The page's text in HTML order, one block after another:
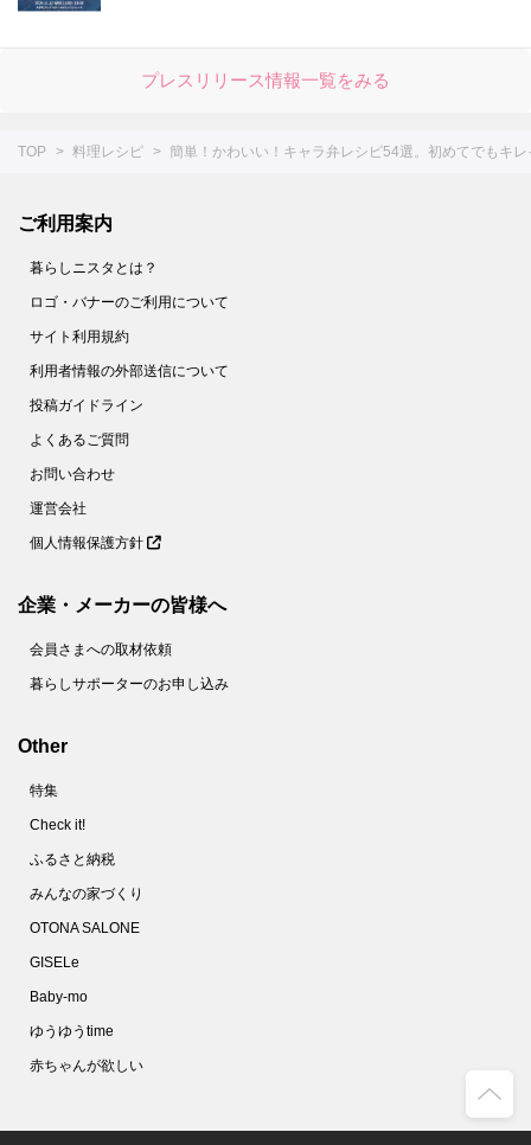
プレスリリース情報一覧をみる
TOP 料理レシピ 簡単！かわいい！キャラ弁レシピ54選。初めてでもキ
ご利用案内
暮らしニスタとは？
ロゴ・バナーのご利用について
サイト利用規約
利用者情報の外部送信について
投稿ガイドライン
よくあるご質問
お問い合わせ
運営会社
個人情報保護方針
企業・メーカーの皆様へ
会員さまへの取材依頼
暮らしサポーターのお申し込み
Other
特集
Check it!
ふるさと納税
みんなの家づくり
OTONA SALONE
GISELe
Baby-mo
ゆうゆうtime
赤ちゃんが欲しい